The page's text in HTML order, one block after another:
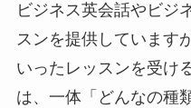
ビジネス英会話やビジ
スンを提供しています
いったレッスンを受け
は、一体「どんなの種